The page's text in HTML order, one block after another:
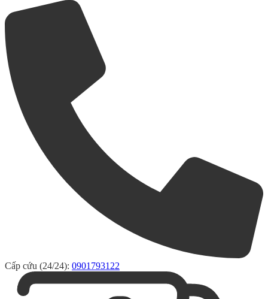
Cấp cứu (24/24): 0901793122